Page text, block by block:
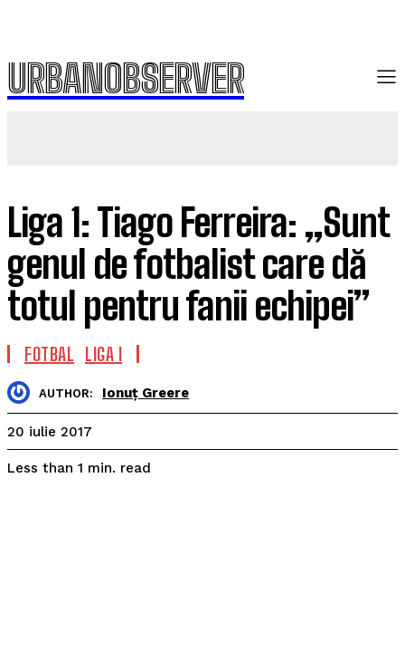
URBANOBSERVER
Liga 1: Tiago Ferreira: „Sunt
genul de fotbalist care dă
totul pentru fanii echipei”
FOTBAL LIGA I
AUTHOR: Ionuț Greere
20 iulie 2017
Less than 1 min. read